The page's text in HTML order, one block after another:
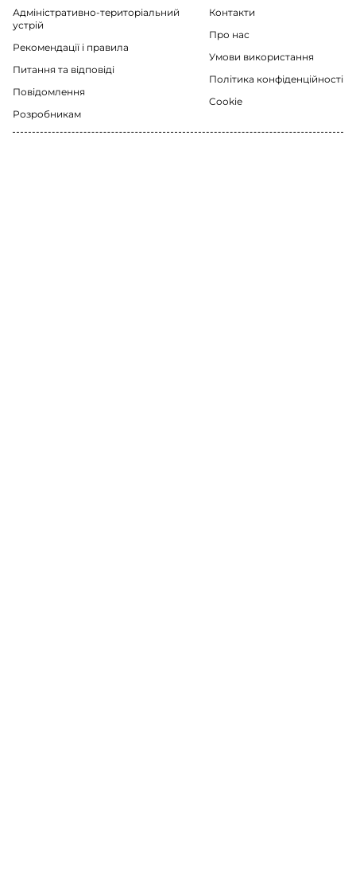
Адміністративно-територіальний
устрій
Рекомендації i правила
Питання та відповіді
Повідомлення
Розробникам
Контакти
Про нас
Умови використання
Політика конфіденційності
Cookie